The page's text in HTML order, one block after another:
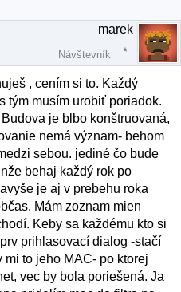
marek
Návštevník
, cením si to. Každý
tým musím urobiť poriadok.
je blbo konštruovaná,
nemá význam- behom
sebou. jediné čo bude
behaj každý rok po
je aj v prebehu roka
Mám zoznam mien
Keby sa každému kto si
prihlasovací dialog -stačí
to jeho MAC- po ktorej
vec by bola poriešená. Ja